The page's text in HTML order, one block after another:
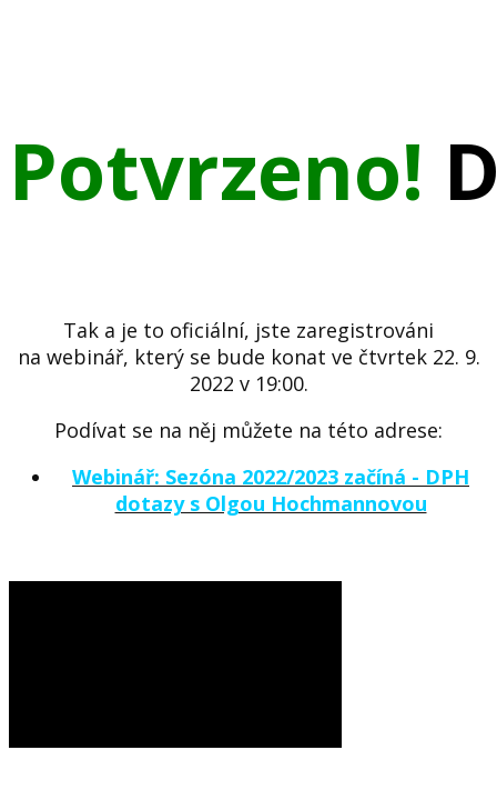
Potvrzeno!
Tak a je to oficiální, jste zaregistrováni
na webinář, který se bude konat ve čtvrtek 22. 9.
2022 v 19:00.
Podívat se na něj můžete na této adrese:
Webinář: Sezóna 2022/2023 začíná - DPH
dotazy s Olgou Hochmannovou